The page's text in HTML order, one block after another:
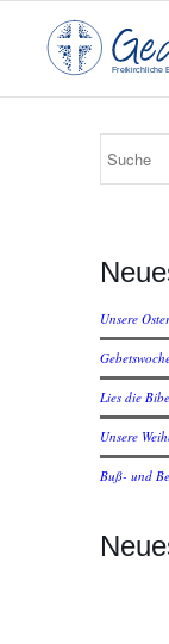
F reikirchlic he
Unsere
Lies die
Unsere
Buß- und